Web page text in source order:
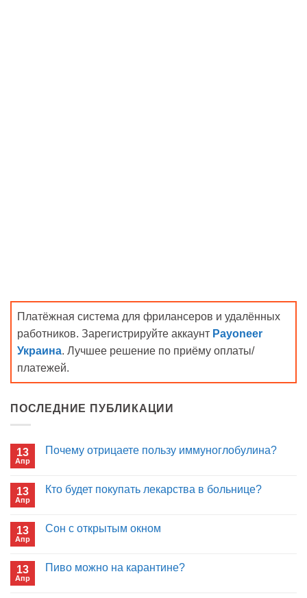
Платёжная система для фрилансеров и удалённых
работников. Зарегистрируйте аккаунт Payoneer
Украина. Лучшее решение по приёму оплаты/
платежей.
ПОСЛЕДНИЕ ПУБЛИКАЦИИ
13
Апр
Почему отрицаете пользу иммуноглобулина?
Почему
13
Апр
Кто будет покупать лекарства в больнице?
Кто
в
13
Апр
Сон с открытым окном
Сон
13
Апр
Пиво можно на карантине?